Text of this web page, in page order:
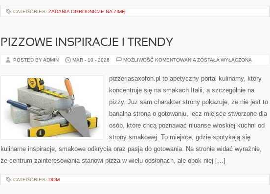
CATEGORIES: ZADANIA OGRODNICZE NA ZIMĘ
PIZZOWE INSPIRACJE I TRENDY
POSTED BY ADMIN MAR - 10 - 2026 MOŻLIWOŚĆ KOMENTOWANIA PIZZOWE
TRENDY
ZOSTAŁA WYŁĄCZONA
pizzeriasaxofon.pl to apetyczny portal kulinarny, który
koncentruje się na smakach Italii, a szczególnie na
pizzy. Już sam charakter strony pokazuje, że nie jest to
banalna strona o gotowaniu, lecz miejsce stworzone dla
osób, które chcą poznawać niuanse włoskiej kuchni od
strony smakowej. To miejsce, gdzie spotykają się
kulinarne inspiracje, smakowe odkrycia oraz pasja do gotowania. Na stronie widać wyraźnie,
że centrum zainteresowania stanowi pizza w wielu odsłonach, ale obok niej […]
CATEGORIES: DOM